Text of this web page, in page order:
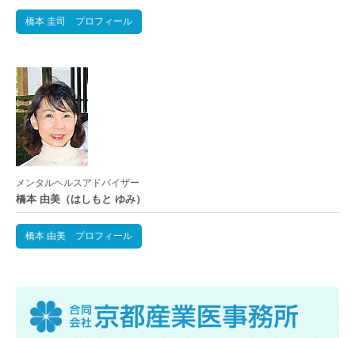
橋本 圭司 プロフィール
メンタルヘルスアドバイザー
橋本 由美（はしもと ゆみ）
橋本 由美 プロフィール